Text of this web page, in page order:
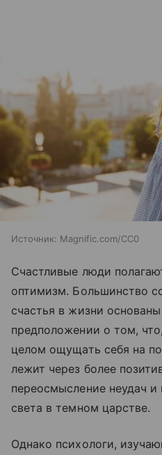
Источник: Magnific.com/CC0
Счастливые люди
оптимизм. Большинство
счастья в жизни
предположении о том,
целом ощущать себя на
лежит через более
переосмысление неудач
света в темном царстве.
Однако психологи,